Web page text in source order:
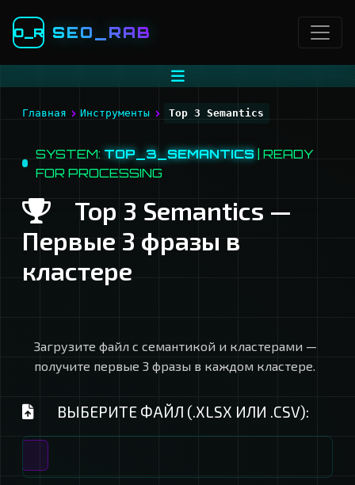
O_R SEO_RAB
Главная › Инструменты › Top 3 Semantics
SYSTEM: TOP_3_SEMANTICS | READY
FOR PROCESSING
Top 3 Semantics —
Первые 3 фразы в
кластере
Загрузите файл с семантикой и кластерами —
получите первые 3 фразы в каждом кластере.
ВЫБЕРИТЕ ФАЙЛ (.XLSX ИЛИ .CSV):